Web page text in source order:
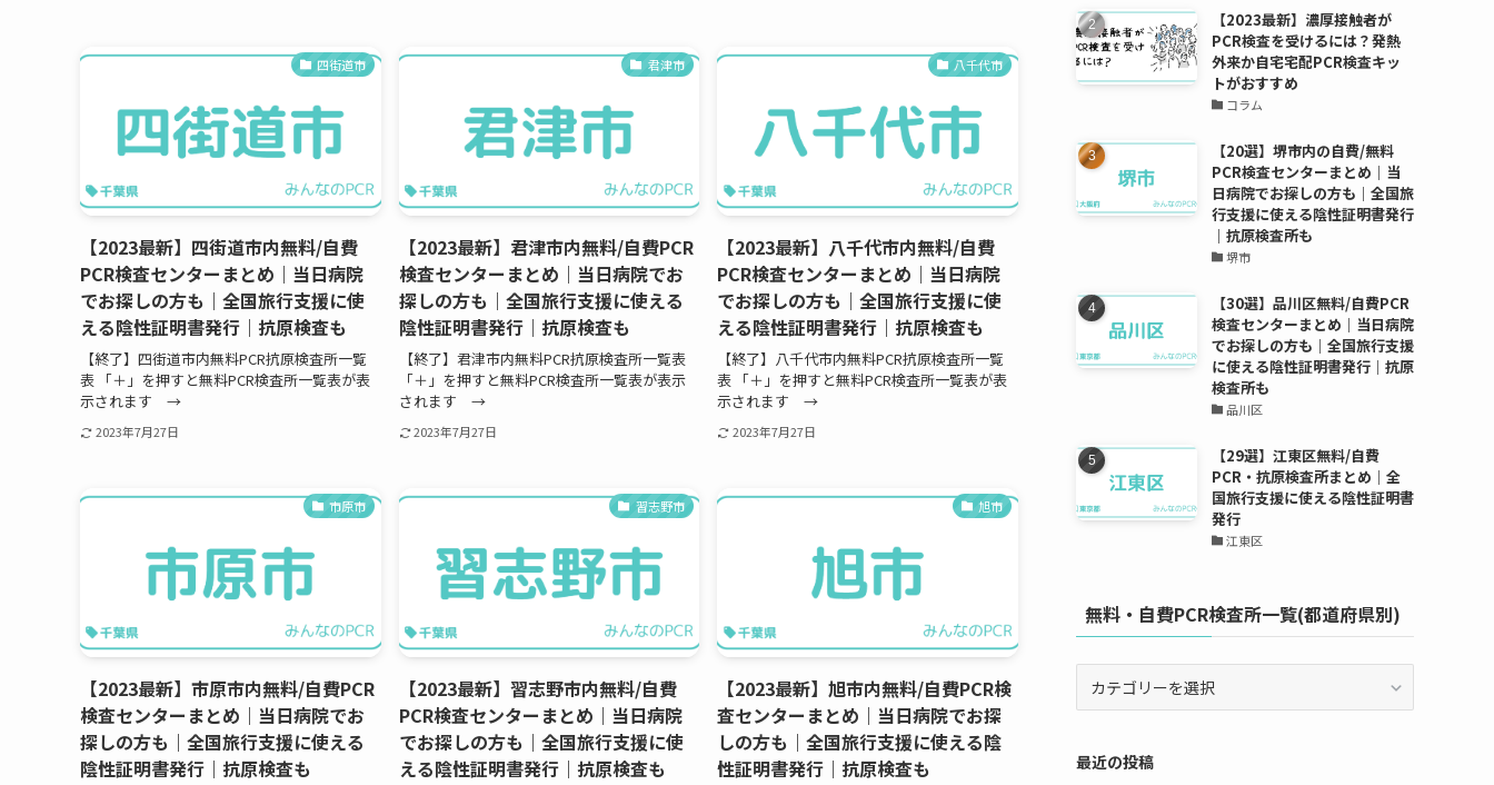
四街道市
【2023最新】四街道市内無料/自費
PCR検査センターまとめ｜当日病院
でお探しの方も｜全国旅行支援に使
える陰性証明書発行｜抗原検査も
【終了】四街道市内無料PCR抗原検査所一覧
表 「＋」を押すと無料PCR検査所一覧表が表
示されます →
2023年7月27日
君津市
【2023最新】君津市内無料/自費PCR
検査センターまとめ｜当日病院でお
探しの方も｜全国旅行支援に使える
陰性証明書発行｜抗原検査も
【終了】君津市内無料PCR抗原検査所一覧表
「＋」を押すと無料PCR検査所一覧表が表示
されます →
2023年7月27日
八千代市
【2023最新】八千代市内無料/自費
PCR検査センターまとめ｜当日病院
でお探しの方も｜全国旅行支援に使
える陰性証明書発行｜抗原検査も
【終了】八千代市内無料PCR抗原検査所一覧
表 「＋」を押すと無料PCR検査所一覧表が表
示されます →
2023年7月27日
市原市
【2023最新】市原市内無料/自費PCR
検査センターまとめ｜当日病院でお
探しの方も｜全国旅行支援に使える
陰性証明書発行｜抗原検査も
習志野市
【2023最新】習志野市内無料/自費
PCR検査センターまとめ｜当日病院
でお探しの方も｜全国旅行支援に使
える陰性証明書発行｜抗原検査も
旭市
【2023最新】旭市内無料/自費PCR検
査センターまとめ｜当日病院でお探
しの方も｜全国旅行支援に使える陰
性証明書発行｜抗原検査も
【2023最新】濃厚接触者が
PCR検査を受けるには？発熱
外来か自宅宅配PCR検査キッ
トがおすすめ
コラム
【20選】堺市内の自費/無料
PCR検査センターまとめ｜当
日病院でお探しの方も｜全国旅
行支援に使える陰性証明書発行
｜抗原検査所も
堺市
【30選】品川区無料/自費PCR
検査センターまとめ｜当日病院
でお探しの方も｜全国旅行支援
に使える陰性証明書発行｜抗原
検査所も
品川区
【29選】江東区無料/自費
PCR・抗原検査所まとめ｜全
国旅行支援に使える陰性証明書
発行
江東区
無料・自費PCR検査所一覧(都道府県別)
料・
PCR
最近の投稿